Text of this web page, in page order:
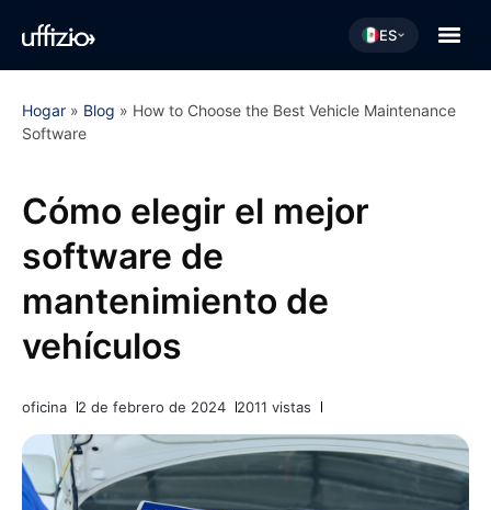
ES
Hogar » Blog » How to Choose the Best Vehicle Maintenance
Software
Cómo elegir el mejor
software de
mantenimiento de
vehículos
oficina 2 de febrero de 2024 2011 vistas